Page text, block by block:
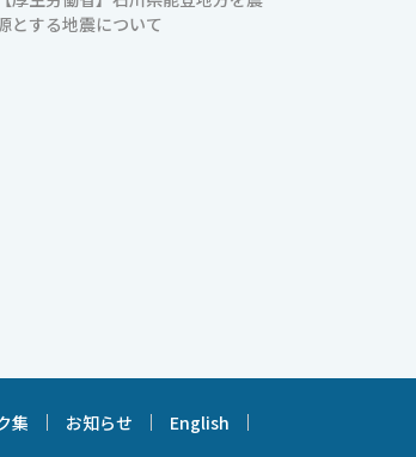
とする地震について
集 お知らせ
English